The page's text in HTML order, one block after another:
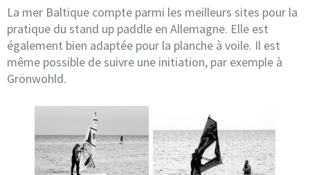
La mer Baltique compte parmi les meilleurs sites pour la
pratique du stand up paddle en Allemagne. Elle est
également bien adaptée pour la planche à voile. Il est
même possible de suivre une initiation, par exemple à
Grönwohld.